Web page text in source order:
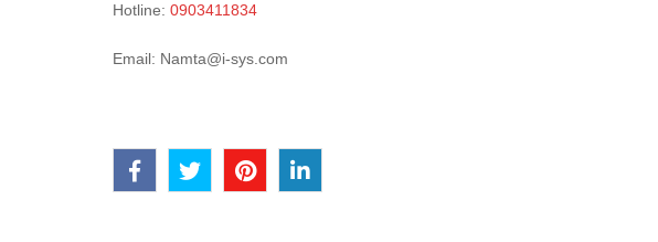
Hotline: 0903411834
Email: Namta@i-sys.com